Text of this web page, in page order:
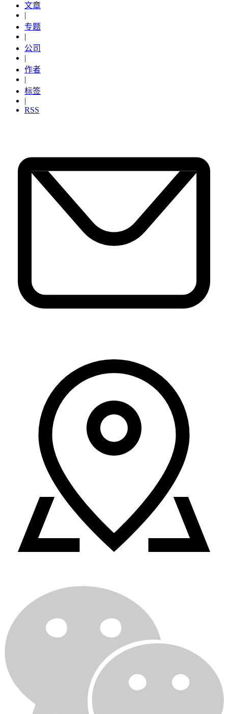
文章
|
专题
|
公司
|
作者
|
标签
|
RSS